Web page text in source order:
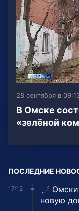
28 сентября в
В Омске
«зелёной
ПОСЛЕДНИЕ
17:12
новую